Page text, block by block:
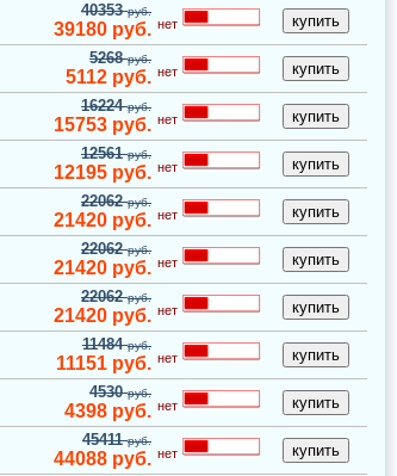
40353руб.
39180 руб. нет
5268руб.
5112 руб. нет
16224руб.
15753 руб. нет
12561руб.
12195 руб. нет
22062руб.
21420 руб. нет
22062руб.
21420 руб. нет
22062руб.
21420 руб. нет
11484руб.
11151 руб. нет
4530руб.
4398 руб. нет
45411руб.
44088 руб. нет